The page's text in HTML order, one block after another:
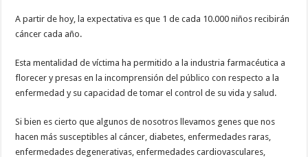
A partir de hoy, la expectativa es que 1 de cada 10.000 niños recibirán
cáncer cada año.
Esta mentalidad de víctima ha permitido a la industria farmacéutica a
florecer y presas en la incomprensión del público con respecto a la
enfermedad y su capacidad de tomar el control de su vida y salud.
Si bien es cierto que algunos de nosotros llevamos genes que nos
hacen más susceptibles al cáncer, diabetes, enfermedades raras,
enfermedades degenerativas, enfermedades cardiovasculares,